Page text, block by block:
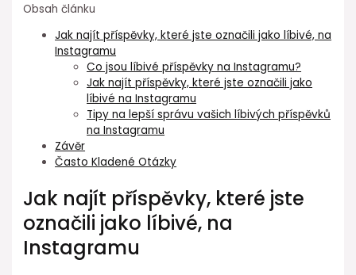
Obsah článku
Jak najít příspěvky, které jste označili jako líbivé, na
Instagramu
Co jsou líbivé příspěvky na Instagramu?
Jak najít příspěvky, které jste označili jako
líbivé na Instagramu
Tipy na lepší správu vašich líbivých příspěvků
na Instagramu
Závěr
Často Kladené Otázky
Jak najít příspěvky, které jste
označili jako líbivé, na
Instagramu